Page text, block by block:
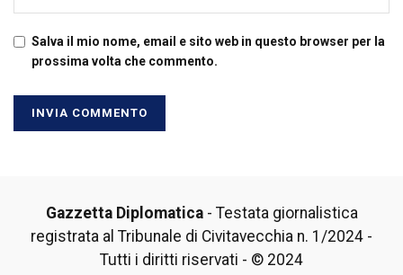
Salva il mio nome, email e sito web in questo browser per la
prossima volta che commento.
Gazzetta Diplomatica- Testata giornalistica
registrata al Tribunale di Civitavecchia n. 1/2024 -
Tutti i diritti riservati - © 2024